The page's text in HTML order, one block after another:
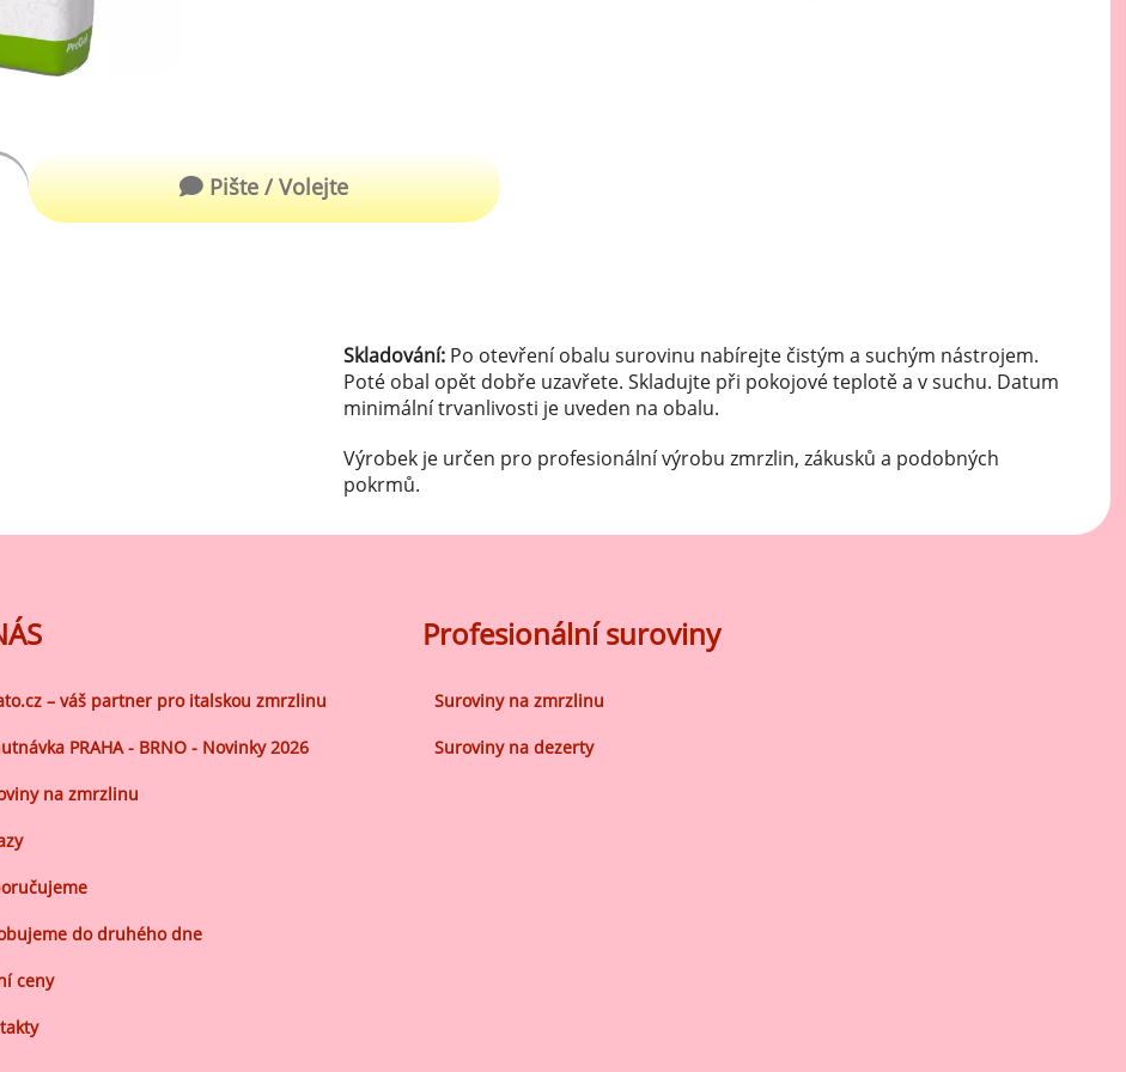
Arašídové ochucovací pasty
výrobu kvalitní zmrzliny
Ochucovací sušené ingredience
Posypy pro dekoraci
Ovocné náplně Farcitury
Ochucovací pasty do ovocného
Ošetření ovoce
Posypy pro dekoraci
Doplňkové ingredience
Pište / Volejte
Skladování: Po otevření obalu surovinu nabírejte čistým a suchým nástrojem.
Poté obal opět dobře uzavřete. Skladujte při pokojové teplotě a v suchu. Datum
minimální trvanlivosti je uveden na obalu.
Výrobek je určen pro profesionální výrobu zmrzlin, zákusků a podobných
pokrmů.
– váš partner pro italskou zmrzlinu
PRAHA - BRNO - Novinky 2026
na zmrzlinu
do druhého dne
ceny
Profesionální suroviny
Suroviny na zmrzlinu
Suroviny na dezerty